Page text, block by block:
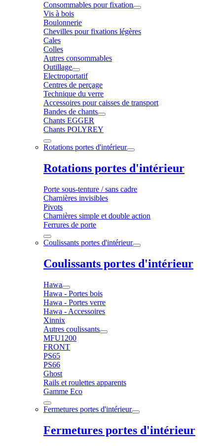
Consommables pour fixation
Vis à bois
Boulonnerie
Chevilles pour fixations légères
Cales
Colles
Autres consommables
Outillage
Electroportatif
Centres de perçage
Technique du verre
Accessoires pour caisses de transport
Bandes de chants
Chants EGGER
Chants POLYREY
Rotations portes d'intérieur
Rotations portes d'intérieur
Porte sous-tenture / sans cadre
Charnières invisibles
Pivots
Charnières simple et double action
Ferrures de porte
Coulissants portes d'intérieur
Coulissants portes d'intérieur
Hawa
Hawa - Portes bois
Hawa - Portes verre
Hawa - Accessoires
Xinnix
Autres coulissants
MFU1200
FRONT
PS65
PS66
Ghost
Rails et roulettes apparents
Gamme Eco
Fermetures portes d'intérieur
Fermetures portes d'intérieur